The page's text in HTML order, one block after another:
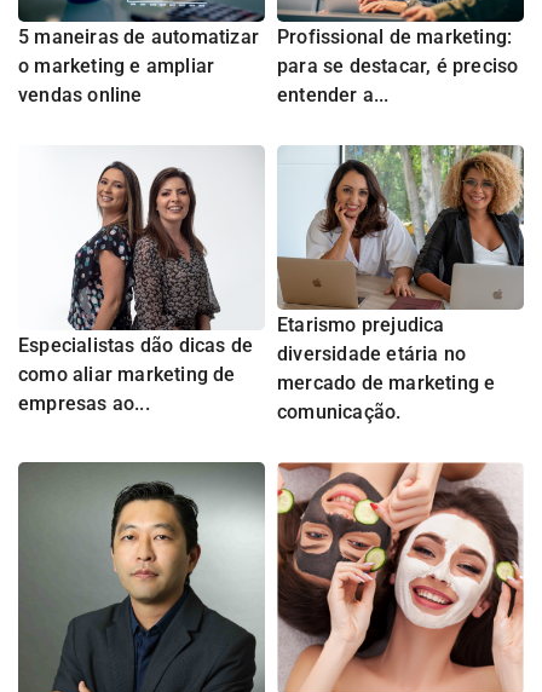
5 maneiras de automatizar
o marketing e ampliar
vendas online
Profissional de marketing:
para se destacar, é preciso
entender a...
Especialistas dão dicas de
como aliar marketing de
empresas ao...
Etarismo prejudica
diversidade etária no
mercado de marketing e
comunicação.